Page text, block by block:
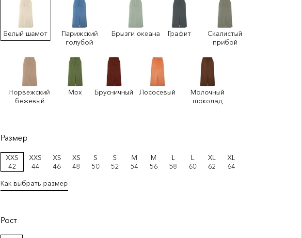
Белый шамот
Парижский
голубой
Брызги океана Графит
Скалистый
прибой
Норвежский
бежевый
Мох Брусничный Лососевый
Молочный
шоколад
Размер
XXS
42
XXS
44
XS
46
XS
48
S
50
S
52
M
54
M
56
L
58
L
60
XL
62
XL
64
Как выбрать размер
Рост